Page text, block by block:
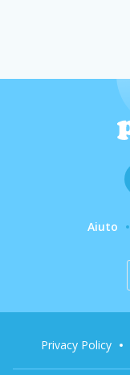
Aiuto
Privacy Policy